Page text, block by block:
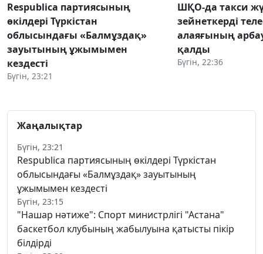
Respublica партиясының
өкілдері Түркістан
облысындағы «Балмұздақ»
зауытының ұжымымен
кездесті
Бүгін, 23:21
ШҚО-да такси
зейнеткерді
алаяғының
қалды
Бүгін, 22:36
Жаңалықтар
Бүгін, 23:21
Respublica партиясының өкілдері Түркістан
облысындағы «Балмұздақ» зауытының
ұжымымен кездесті
Бүгін, 23:15
"Нашар нәтиже": Спорт министрлігі "Астана"
баскетбол клубының жабылуына қатысты пікір
білдірді